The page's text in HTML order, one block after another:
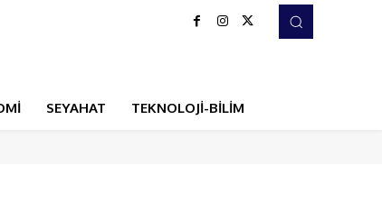
SEYAHAT TEKNOLOJİ-BİLİM